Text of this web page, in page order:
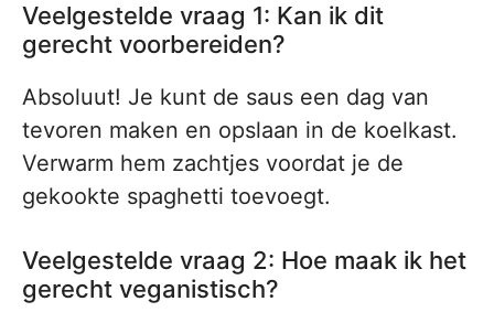
Veelgestelde vraag 1: Kan ik dit
gerecht voorbereiden?
Absoluut! Je kunt de saus een dag van
tevoren maken en opslaan in de koelkast.
Verwarm hem zachtjes voordat je de
gekookte spaghetti toevoegt.
Veelgestelde vraag 2: Hoe maak ik het
gerecht veganistisch?